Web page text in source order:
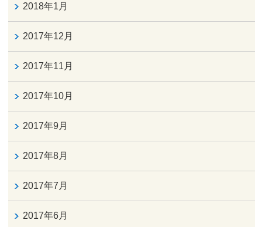
2018年1月
2017年12月
2017年11月
2017年10月
2017年9月
2017年8月
2017年7月
2017年6月